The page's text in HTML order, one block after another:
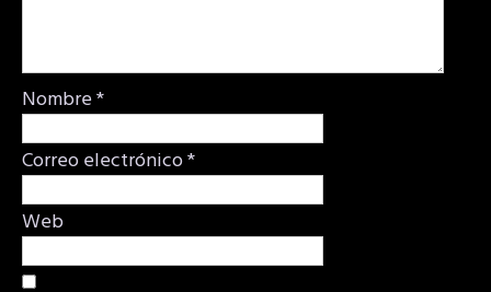
Nombre*
Correo electrónico*
Web